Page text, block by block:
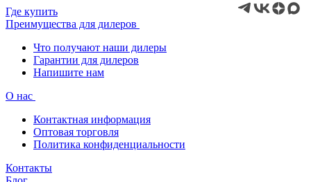
Где купить
Преимущества для дилеров
Что получают наши дилеры
Гарантии для дилеров
Напишите нам
О нас
Контактная информация
Оптовая торговля
Политика конфиденциальности
Контакты